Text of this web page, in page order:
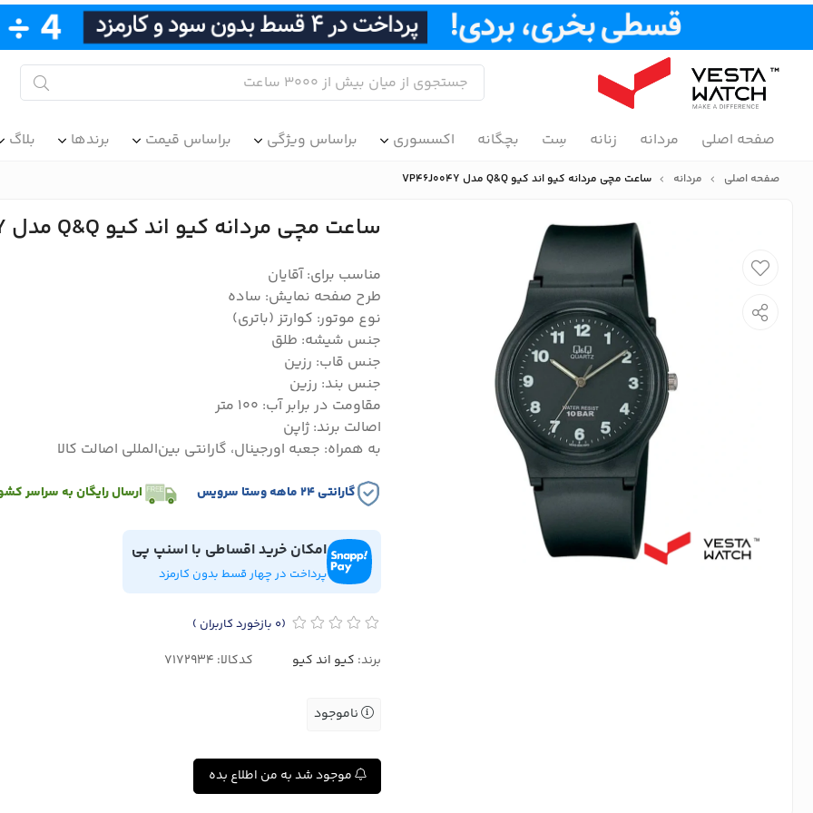
صفحه اصلی مردانه زنانه سِت بچگانه اکسسوری براساس ویژگی براساس قیمت برندها بلاگ
صفحه اصلی مردانه ساعت مچی مردانه کیو اند کیو Q&Q مدل VP46J004Y
ساعت مچی مردانه کیو اند کیو Q&Q مدل VP46J004Y
مناسب برای: آقایان
طرح صفحه نمایش: ساده
نوع موتور: کوارتز (باتری)
جنس شیشه: طلق
جنس قاب: رزین
جنس بند: رزین
مقاومت در برابر آب: 100 متر
اصالت برند: ژاپن
به همراه: جعبه اورجینال، گارانتی بین‌المللی اصالت کالا
گارانتی ۲۴ ماهه وستا سرویس ارسال رایگان به سراسر
امکان خرید اقساطی با اسنپ پی
پرداخت در چهار قسط بدون کارمزد
(0 بازخورد کاربران )
برند: کیو اند کیو کدکالا:
ناموجود
موجود شد به من اطلاع بده